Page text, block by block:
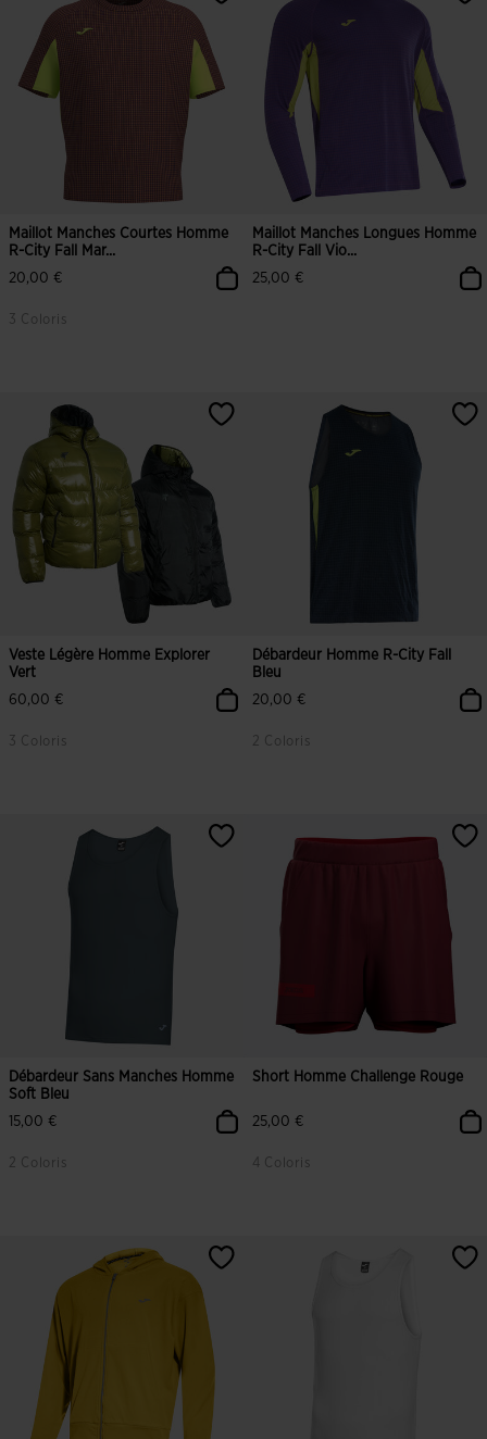
Maillot Manches Courtes Homme
R-City Fall Mar...
20,00 €
3 Coloris
Maillot Manches Longues Homme
R-City Fall Vio...
25,00 €
Veste Légère Homme Explorer
Vert
60,00 €
3 Coloris
Débardeur Homme R-City Fall
Bleu
20,00 €
2 Coloris
Débardeur Sans Manches Homme
Soft Bleu
15,00 €
2 Coloris
Short Homme Challenge Rouge
25,00 €
4 Coloris